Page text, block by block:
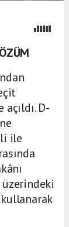
D-
ile